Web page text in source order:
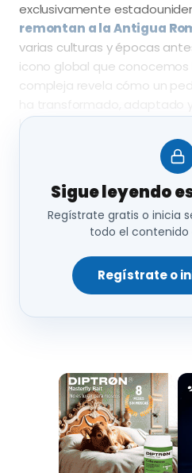
exclusivamente
remontan a la Antigua
varias culturas y épocas
icono global que conocemos
compleja revela cómo un
los siglos.
Los Primeros
Roma
La historia de la
de lo que la mayoría de la
investigaciones recientes,
algo parecido a la
hasta la Antigua Roma. En el
Fans del Vacuno
de pescado fermentado,
capa de grasa. Aunque el
diferían significativamente
reconocemos como una
combinar carne molida
Sigue leyendo
Regístrate gratis o inicia
todo el contenido
Regístrate o